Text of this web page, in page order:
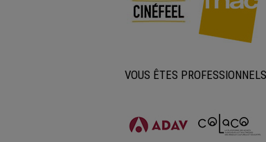
VOUS ÊTES PROFESSIONNELS